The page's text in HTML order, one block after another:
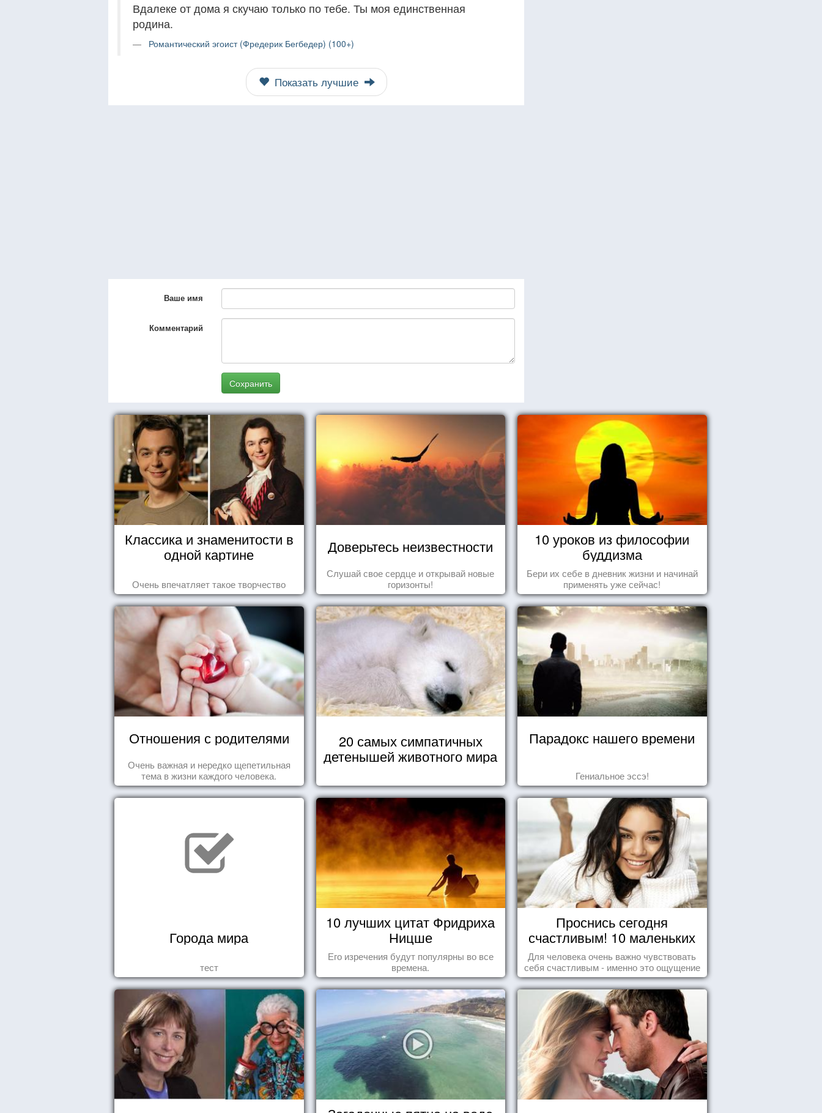
Вдалеке от дома я скучаю только по тебе. Ты моя единственная
родина.
Романтический эгоист (Фредерик Бегбедер) (100+)
Показать лучшие
Ваше имя
Комментарий
Сохранить
Классика и знаменитости в
одной картине
Очень впечатляет такое творчество
Доверьтесь неизвестности
Слушай свое сердце и открывай новые
горизонты!
10 уроков из философии
буддизма
Бери их себе в дневник жизни и начинай
применять уже сейчас!
Отношения с родителями
Очень важная и нередко щепетильная
тема в жизни каждого человека.
20 самых симпатичных
детенышей животного мира
Парадокс нашего времени
Гениальное эссэ!
Города мира
тест
10 лучших цитат Фридриха
Ницше
Его изречения будут популярны во все
времена.
Проснись сегодня
счастливым! 10 маленьких
радостей настоящего
Счастья
Для человека очень важно чувствовать
себя счастливым - именно это ощущение
дарит позитивные эмоции и превращает
каждый день в маленький праздник.